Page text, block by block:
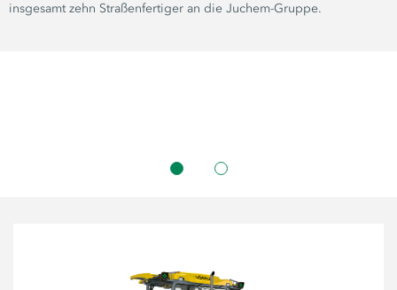
insgesamt zehn Straßenfertiger an die Juchem-Gruppe.